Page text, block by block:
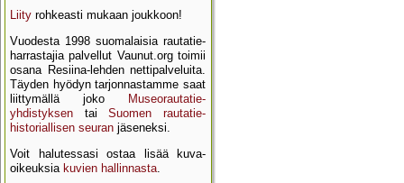
Liity rohkeasti mukaan joukkoon!
Vuodesta 1998 suomalaisia rautatie­
harrastajia palvellut Vaunut.org toimii
osana Resiina-lehden netti­palveluita.
Täyden hyödyn tarjon­nastamme saat
liittymällä joko
Museo­rautatie­
yhdistyksen tai Suomen rautatie­
historial­lisen seuran jäseneksi.
Voit halutessasi ostaa lisää kuva­
oikeuksia kuvien hallinnasta.